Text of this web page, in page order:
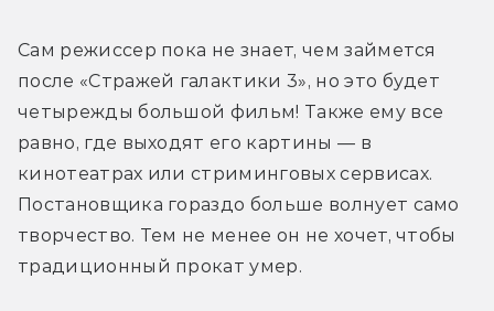
Сам режиссер пока не знает, чем займется
после «Стражей галактики 3», но это будет
четырежды большой фильм! Также ему все
равно, где выходят его картины — в
кинотеатрах или стриминговых сервисах.
Постановщика гораздо больше волнует само
творчество. Тем не менее он не хочет, чтобы
традиционный прокат умер.